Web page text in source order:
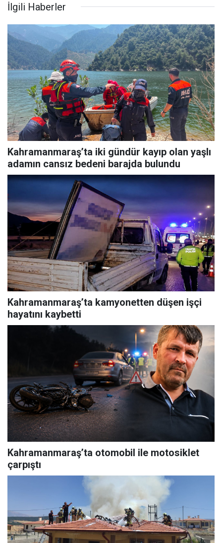
İlgili Haberler
Kahramanmaraş’ta iki gündür kayıp olan yaşlı
adamın cansız bedeni barajda bulundu
Kahramanmaraş’ta kamyonetten düşen işçi
hayatını kaybetti
Kahramanmaraş’ta otomobil ile motosiklet
çarpıştı